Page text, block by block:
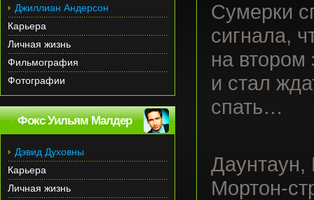
Сумерки
сигнала,
на втором
и стал
спать…
Даунтаун,
Мортон-
Джиллиан Андерсон
Карьера
Личная жизнь
Фильмография
Фотографии
Фокс Уильям Малдер
Дэвид Духовны
Карьера
Личная жизнь